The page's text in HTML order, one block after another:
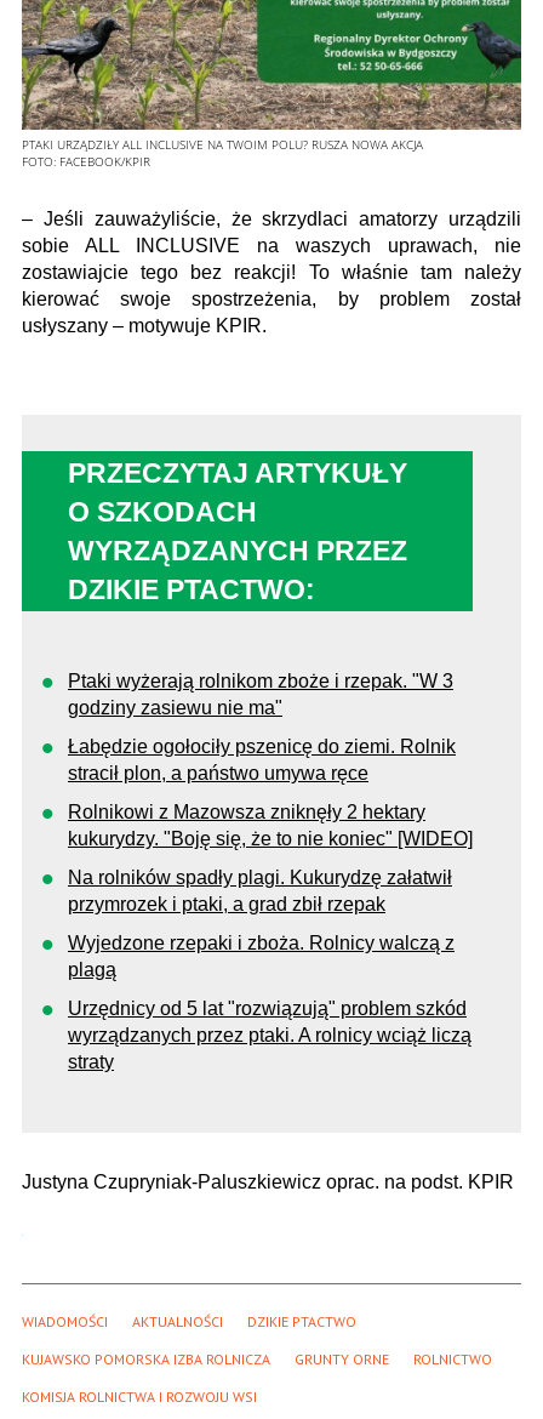
PTAKI URZĄDZIŁY ALL INCLUSIVE NA TWOIM POLU? RUSZA NOWA AKCJA
FOTO: FACEBOOK/KPIR
– Jeśli zauważyliście, że skrzydlaci amatorzy urządzili
sobie ALL INCLUSIVE na waszych uprawach, nie
zostawiajcie tego bez reakcji! To właśnie tam należy
kierować swoje spostrzeżenia, by problem został
usłyszany – motywuje KPIR.
PRZECZYTAJ ARTYKUŁY
O SZKODACH
WYRZĄDZANYCH PRZEZ
DZIKIE PTACTWO:
Ptaki wyżerają rolnikom zboże i rzepak. "W 3
godziny zasiewu nie ma"
Łabędzie ogołociły pszenicę do ziemi. Rolnik
stracił plon, a państwo umywa ręce
Rolnikowi z Mazowsza zniknęły 2 hektary
kukurydzy. "Boję się, że to nie koniec" [WIDEO]
Na rolników spadły plagi. Kukurydzę załatwił
przymrozek i ptaki, a grad zbił rzepak
Wyjedzone rzepaki i zboża. Rolnicy walczą z
plagą
Urzędnicy od 5 lat "rozwiązują" problem szkód
wyrządzanych przez ptaki. A rolnicy wciąż liczą
straty
Justyna Czupryniak-Paluszkiewicz oprac. na podst. KPIR
WIADOMOŚCI AKTUALNOŚCI DZIKIE PTACTWO
KUJAWSKO POMORSKA IZBA ROLNICZA GRUNTY ORNE ROLNICTWO
KOMISJA ROLNICTWA I ROZWOJU WSI